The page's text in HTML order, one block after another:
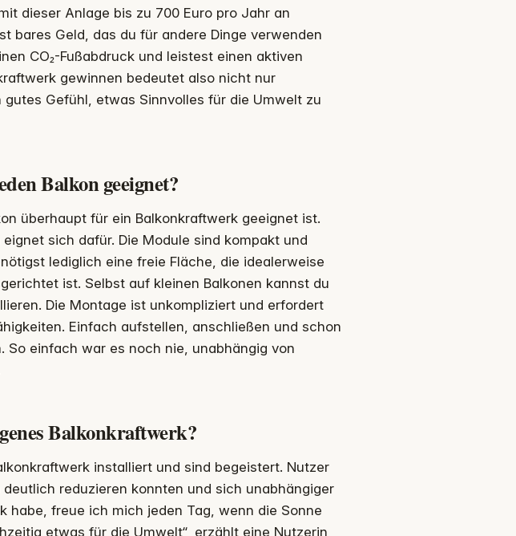
dieser Anlage bis zu 700 Euro pro Jahr an
bares Geld, das du für andere Dinge verwenden
CO₂-Fußabdruck und leistest einen aktiven
gewinnen bedeutet also nicht nur
Gefühl, etwas Sinnvolles für die Umwelt zu
Balkon geeignet?
überhaupt für ein Balkonkraftwerk geeignet ist.
sich dafür. Die Module sind kompakt und
lediglich eine freie Fläche, die idealerweise
ist. Selbst auf kleinen Balkonen kannst du
Die Montage ist unkompliziert und erfordert
Einfach aufstellen, anschließen und schon
So einfach war es noch nie, unabhängig von
Balkonkraftwerk?
installiert und sind begeistert. Nutzer
reduzieren konnten und sich unabhängiger
habe, freue ich mich jeden Tag, wenn die Sonne
etwas für die Umwelt“, erzählt eine Nutzerin